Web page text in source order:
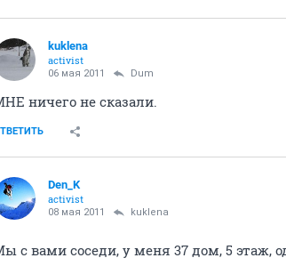
kuklena
activist
06 мая 2011 Dum
ничего не сказали.
Den_K
activist
08 мая 2011 kuklena
с вами соседи, у меня 37 дом, 5 этаж,